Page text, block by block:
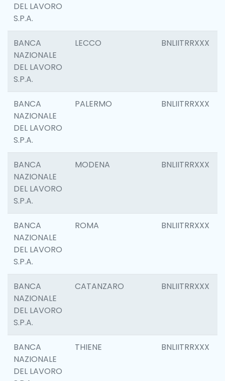
DEL LAVORO
S.P.A.
BANCA
NAZIONALE
DEL LAVORO
S.P.A.
LECCO BNLIITRRXXX
BANCA
NAZIONALE
DEL LAVORO
S.P.A.
PALERMO BNLIITRRXXX
BANCA
NAZIONALE
DEL LAVORO
S.P.A.
MODENA BNLIITRRXXX
BANCA
NAZIONALE
DEL LAVORO
S.P.A.
ROMA BNLIITRRXXX
BANCA
NAZIONALE
DEL LAVORO
S.P.A.
CATANZARO BNLIITRRXXX
BANCA
NAZIONALE
DEL LAVORO
THIENE BNLIITRRXXX